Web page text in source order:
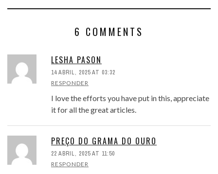
6 COMMENTS
LESHA PASON
14 ABRIL, 2025 AT 03:32
RESPONDER
I love the efforts you have put in this, appreciate
it for all the great articles.
PREÇO DO GRAMA DO OURO
22 ABRIL, 2025 AT 11:50
RESPONDER